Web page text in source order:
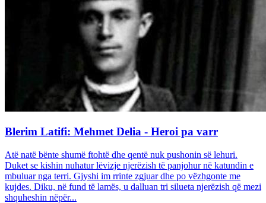
Blerim Latifi: Mehmet Delia - Heroi pa varr
Atë natë bënte shumë ftohtë dhe qentë nuk pushonin së lehuri.
Duket se kishin nuhatur lëvizje njerëzish të panjohur në katundin e
mbuluar nga terri. Gjyshi im rrinte zgjuar dhe po vëzhgonte me
kujdes. Diku, në fund të lamës, u dalluan tri silueta njerëzish që mezi
shquheshin nëpër...